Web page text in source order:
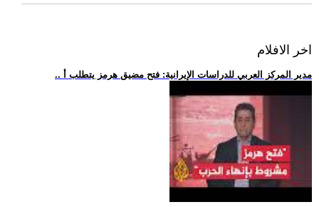
اخر الافلام
.. مدير المركز العربي للدراسات الإيرانية: فتح مضيق هرمز يتطلب أ